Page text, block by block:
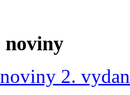
noviny
2.